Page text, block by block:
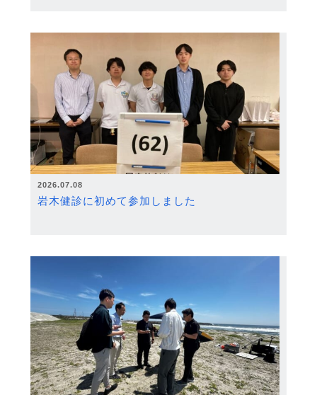
2026.07.08
岩木健診に初めて参加しました